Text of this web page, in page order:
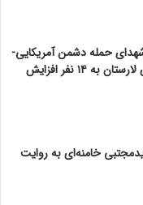
حمله دشمن آمریکایی-
صهیونیستی به دادگستری لارستان به ۱۴ نفر افزایش
خامنه‌ای به روایت